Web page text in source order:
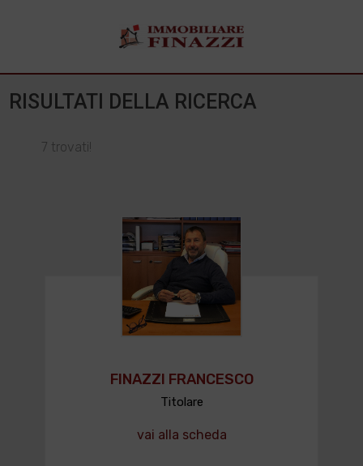
RISULTATI DELLA RICERCA
7 trovati!
FINAZZI FRANCESCO
Titolare
vai alla scheda